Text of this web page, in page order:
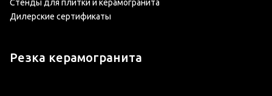
Стенды для плитки и керамогранита
Дилерские сертификаты
Резка керамогранита